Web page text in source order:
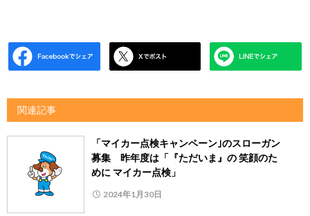
関連記事
「マイカー点検キャンペーン｣のスローガン
募集 昨年度は「『ただいま』の 笑顔のた
めに マイカー点検」
2024年1月30日